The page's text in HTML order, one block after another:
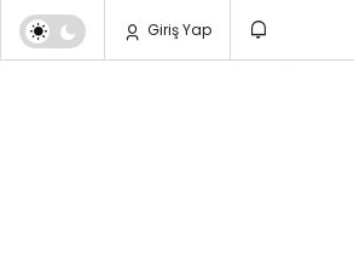
Giriş Yap